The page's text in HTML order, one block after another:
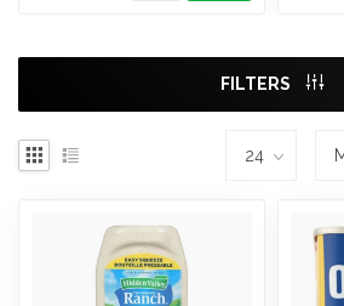
FILTERS